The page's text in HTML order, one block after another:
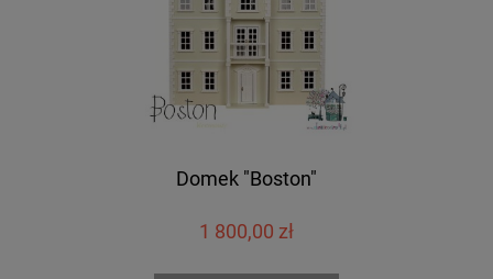
Domek "Boston"
1 800,00 zł